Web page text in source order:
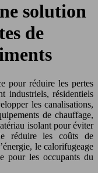
solution
de
pour réduire les pertes
industriels, résidentiels
les canalisations,
de chauffage,
isolant pour éviter
réduire les coûts de
le calorifugeage
pour les occupants du